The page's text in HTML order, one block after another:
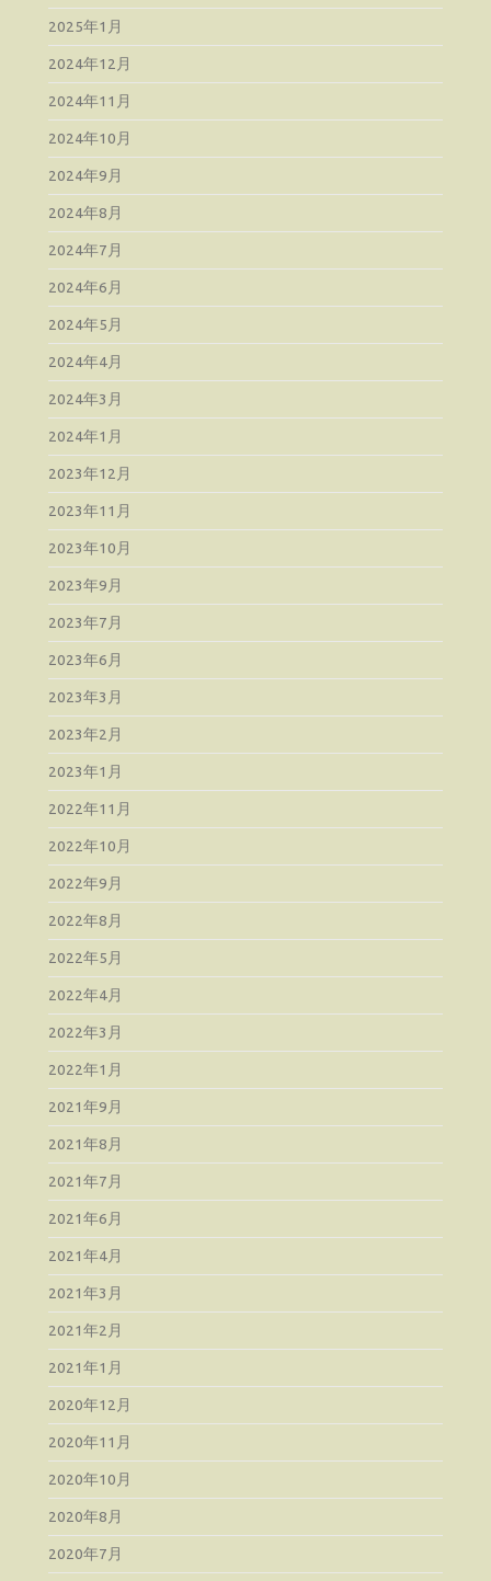
2025年1月
2024年12月
2024年11月
2024年10月
2024年9月
2024年8月
2024年7月
2024年6月
2024年5月
2024年4月
2024年3月
2024年1月
2023年12月
2023年11月
2023年10月
2023年9月
2023年7月
2023年6月
2023年3月
2023年2月
2023年1月
2022年11月
2022年10月
2022年9月
2022年8月
2022年5月
2022年4月
2022年3月
2022年1月
2021年9月
2021年8月
2021年7月
2021年6月
2021年4月
2021年3月
2021年2月
2021年1月
2020年12月
2020年11月
2020年10月
2020年8月
2020年7月